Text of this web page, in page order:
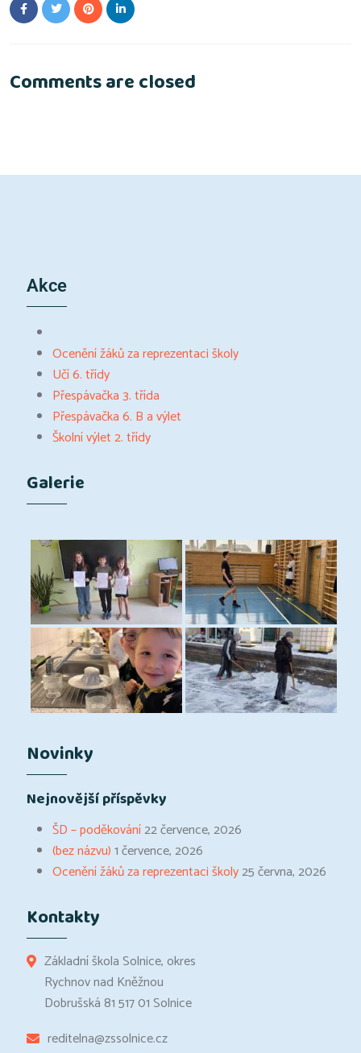
Comments are closed
Akce
Ocenění žáků za reprezentaci školy
Učí 6. třídy
Přespávačka 3. třída
Přespávačka 6. B a výlet
Školní výlet 2. třídy
Galerie
Novinky
Nejnovější příspěvky
ŠD – poděkování22 července, 2026
(bez názvu)1 července, 2026
Ocenění žáků za reprezentaci školy25 června, 2026
Kontakty
Základní škola Solnice, okres
Rychnov nad Kněžnou
Dobrušská 81 517 01 Solnice
reditelna@zssolnice.cz